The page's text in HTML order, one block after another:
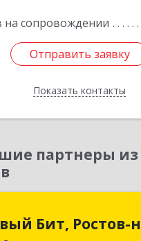
на сопровождении
Отправить заявку
Показать контакты
Отправить заявку
Назад
партнеры из
Бит, Ростов-
Бит,